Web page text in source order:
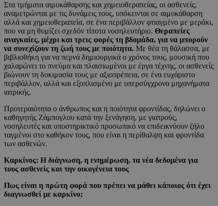
Στα τμήματα αιμοκάθαρσης και χημειοθεραπείας, οι ασθενείς,
αναμετρώνται με τις δυνάμεις τους, υπόκεινται σε αιμοκάθαρση
αλλά και χημειοθεραπεία, σε ένα περιβάλλον φτιαγμένο με μεράκι,
που να μη θυμίζει σχεδόν τίποτα νοσηλευτήριο. Θεραπείες
αναγκαίες, μέχρι και τρεις φορές τη βδομάδα, για να μπορούν
να συνεχίζουν τη ζωή τους με ποιότητα. Με θέα τη θάλασσα, με
βιβλιοθήκη για να περνά δημιουργικά ο χρόνος τους, μουσική που
χαλαρώνει το πνεύμα και πλαισιωμένοι με έργα τέχνης, οι ασθενείς
βιώνουν τη δοκιμασία τους με αξιοπρέπεια, σε ένα ευχάριστο
περιβάλλον, αλλά και εξοπλισμένο με υπερσύγχρονα μηχανήματα
ιατρικής.
Προτεραιότητα ο άνθρωπος και η ποιότητα φροντίδας, δηλώνει ο
καθηγητής Ζάμπογλου κατά την ξενάγηση, με γιατρούς,
νοσηλευτές και υποστηρικτικό προσωπικό να επιδεικνύουν ζήλο
ταγμένοι στο καθήκον τους, που είναι η περίθαλψη και φροντίδα
των ασθενών.
Καρκίνος: Η διάγνωση, η ενημέρωση, τα νέα δεδομένα για
τους ασθενείς και την οικογένεια τους
Πως είναι η πρώτη φορά που πρέπει να μάθει κάποιος ότι έχει
διαγνωσθεί με καρκίνο;